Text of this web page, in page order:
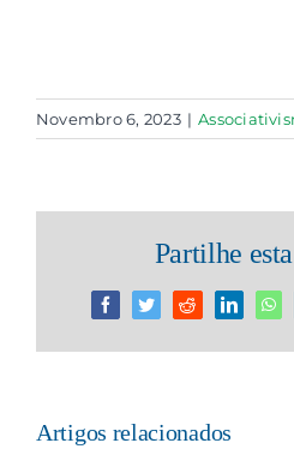
Novembro 6, 2023 |
Partilhe
FacebookTwitterRedditLinkedIn
Artigos relacionados